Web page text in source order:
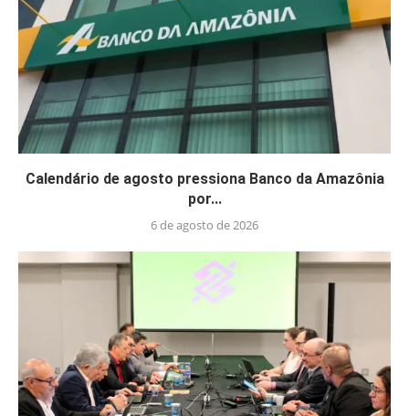
Calendário de agosto pressiona Banco da Amazônia
por...
6 de agosto de 2026